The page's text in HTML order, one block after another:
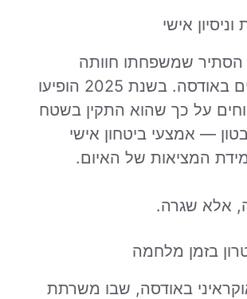
אישי
הסתיר שמשפחתו חוותה
התקפות טילים באודסה. בשנת 2025 הופיעו
על כך שהוא התקין בשטח
— אמצעי ביטחון אישי
המציאות של האיום.
אלא שגרה.
בזמן מלחמה
באודסה, שבו משרתת